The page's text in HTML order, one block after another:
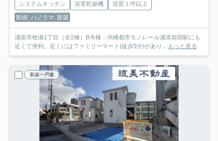
システムキッチン
浴室乾燥機
浴室１坪以上
動画 パノラマ 新築
浦添市牧港1丁目（全2棟）B号棟：沖縄都市モノレール浦添前田駅にも
近くて便利。近くにはファミリーマート(徒歩5分)があり... もっと見る
新築一戸建